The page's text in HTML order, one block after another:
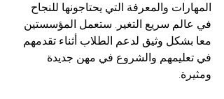
المهارات والمعرفة التي يحتاجونها للنجاح
في عالم سريع التغير. ستعمل المؤسستين
معا بشكل وثيق لدعم الطلاب أثناء تقدمهم
في تعليمهم والشروع في مهن جديدة
ومثيرة.